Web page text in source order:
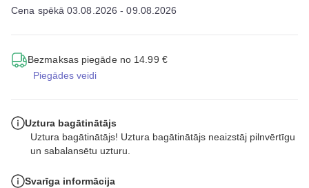
Cena spēkā 03.08.2026 - 09.08.2026
Bezmaksas piegāde no 14.99 €
Piegādes veidi
Uztura bagātinātājs
Uztura bagātinātājs! Uztura bagātinātājs neaizstāj pilnvērtīgu
un sabalansētu uzturu.
Svarīga informācija